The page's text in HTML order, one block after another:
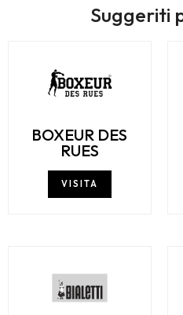
Suggeriti
BOXEUR DES
RUES
VISITA